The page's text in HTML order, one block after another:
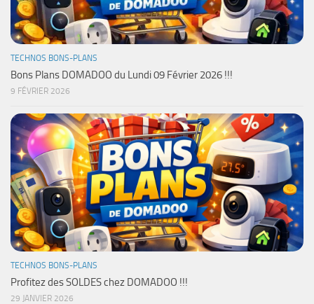
TECHNOS BONS-PLANS
Bons Plans DOMADOO du Lundi 09 Février 2026 !!!
9 FÉVRIER 2026
TECHNOS BONS-PLANS
Profitez des SOLDES chez DOMADOO !!!
29 JANVIER 2026